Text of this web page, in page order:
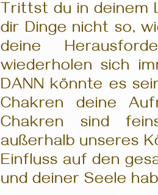
Trittst du in deinem
dir Dinge nicht so,
deine
wiederholen sich
DANN könnte es
Chakren deine
Chakren sind
außerhalb unseres
Einfluss auf den
und deiner Seele